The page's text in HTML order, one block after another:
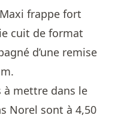
frappe fort
cuit de format
d’une remise
mettre dans le
Norel sont à 4,50